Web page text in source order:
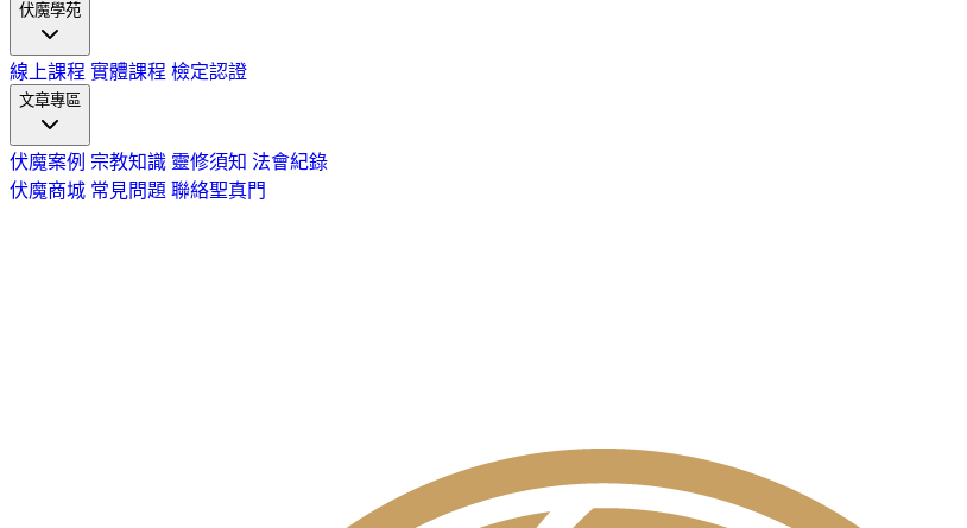
伏魔學苑
線上課程 實體課程 檢定認證
文章專區
伏魔案例 宗教知識 靈修須知 法會紀錄
伏魔商城 常見問題 聯絡聖真門